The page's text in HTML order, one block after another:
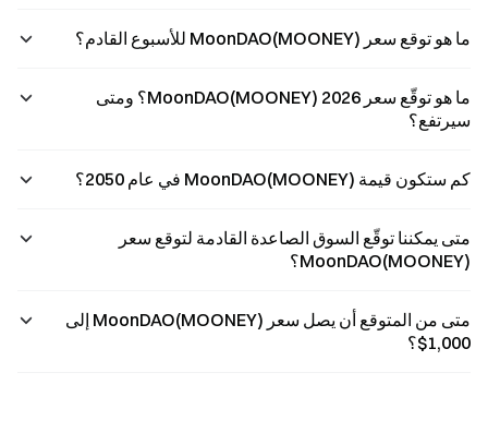
ما هو توقع سعر MoonDAO(MOONEY) للأسبوع القادم؟
ما هو توقّع سعر MoonDAO(MOONEY) 2026؟ ومتى
سيرتفع؟
كم ستكون قيمة MoonDAO(MOONEY) في عام 2050؟
متى يمكننا توقّع السوق الصاعدة القادمة لتوقع سعر
MoonDAO(MOONEY)؟
متى من المتوقع أن يصل سعر MoonDAO(MOONEY) إلى
1,000$؟